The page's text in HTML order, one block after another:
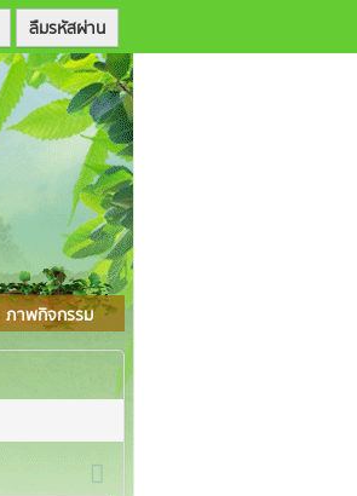
ลืมรหัสผ่าน
ภาพกิจกรรม